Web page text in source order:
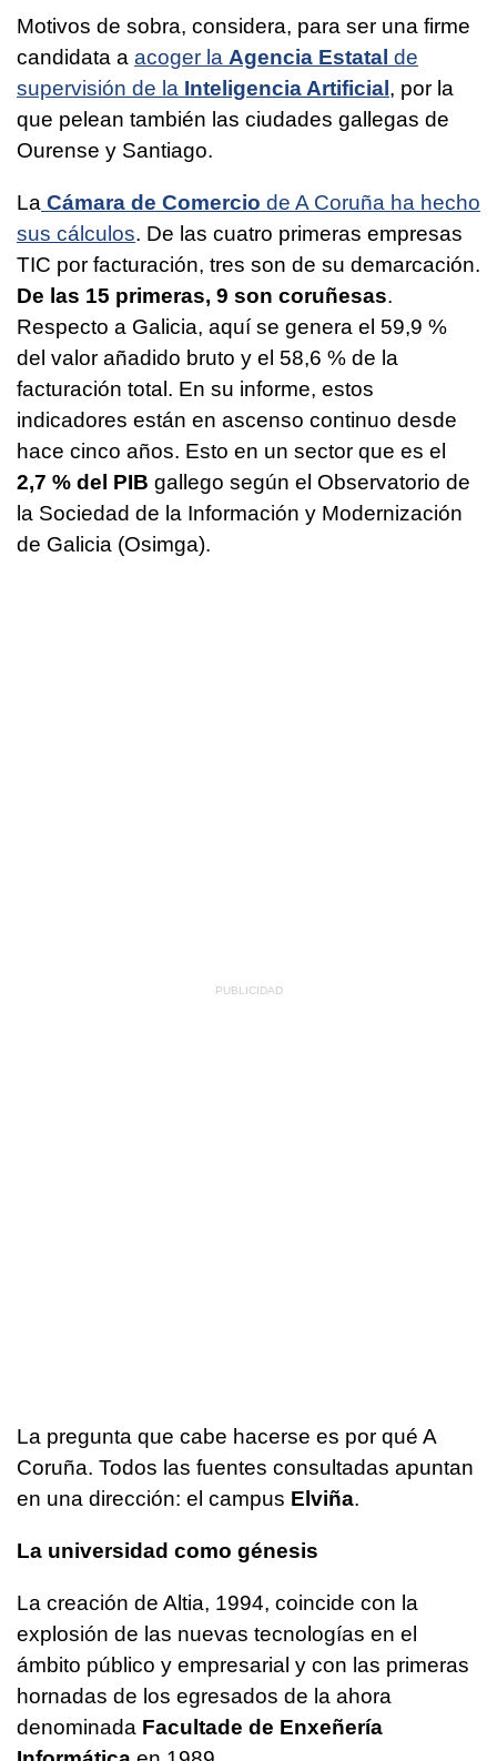
Motivos de sobra, considera, para ser una firme
candidata a acoger la Agencia Estatal de
supervisión de la Inteligencia Artificial, por la
que pelean también las ciudades gallegas de
Ourense y Santiago.
La Cámara de Comercio de A Coruña ha hecho
sus cálculos. De las cuatro primeras empresas
TIC por facturación, tres son de su demarcación.
De las 15 primeras, 9 son coruñesas.
Respecto a Galicia, aquí se genera el 59,9 %
del valor añadido bruto y el 58,6 % de la
facturación total. En su informe, estos
indicadores están en ascenso continuo desde
hace cinco años. Esto en un sector que es el
2,7 % del PIB gallego según el Observatorio de
la Sociedad de la Información y Modernización
de Galicia (Osimga).
La pregunta que cabe hacerse es por qué A
Coruña. Todos las fuentes consultadas apuntan
en una dirección: el campus Elviña.
La universidad como génesis
La creación de Altia, 1994, coincide con la
explosión de las nuevas tecnologías en el
ámbito público y empresarial y con las primeras
hornadas de los egresados de la ahora
denominada Facultade de Enxeñería